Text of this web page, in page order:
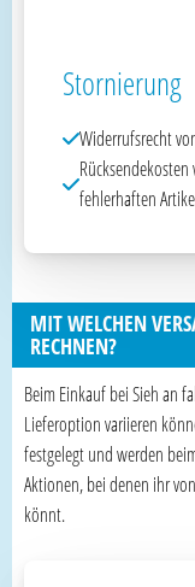
Stornierung
Widerrufsrecht
fehlerhaften
MIT WELCHEN
RECHNEN?
Beim Einkauf bei Sieh an
Lieferoption variieren
festgelegt und werden
Aktionen, bei denen ihr
könnt.